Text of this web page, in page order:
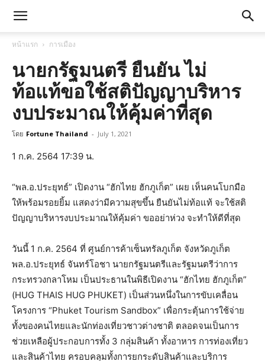
หน้าแรก การเมือง
นายกรัฐมนตรี ยืนยัน ไม่
ท้อแท้ขอใช้สติปัญญาบริหาร
งบประมาณให้คุ้มค่าที่สุด
โดย Fortune Thailand - July 1, 2021
1 ก.ค. 2564 17:39 น.
“พล.อ.ประยุทธ์” เปิดงาน “ฮักไทย ฮักภูเก็ต” เผย เห็นคนโบกมือ
ให้พร้อมรอยยิ้ม แสดงว่ามีความสุขขึ้น ยืนยันไม่ท้อแท้ จะใช้สติ
ปัญญาบริหารงบประมาณให้คุ้มค่า ขออย่าห่วง จะทำให้ดีที่สุด
วันนี้ 1 ก.ค. 2564 ที่ ศูนย์การค้าเซ็นทรัลภูเก็ต จังหวัดภูเก็ต
พล.อ.ประยุทธ์ จันทร์โอชา นายกรัฐมนตรีและรัฐมนตรีว่าการ
กระทรวงกลาโหม เป็นประธานในพิธีเปิดงาน “ฮักไทย ฮักภูเก็ต”
(HUG THAIS HUG PHUKET) เป็นส่วนหนึ่งในการขับเคลื่อน
โครงการ “Phuket Tourism Sandbox” เพื่อกระตุ้นการใช้จ่าย
ทั้งของคนไทยและนักท่องเที่ยวชาวต่างชาติ ตลอดจนเป็นการ
ช่วยเหลือผู้ประกอบการทั้ง 3 กลุ่มสินค้า ทั้งอาหาร การท่องเที่ยว
และสินค้าไทย ครอบคลุมทั้งการยกระดับสินค้าและบริการ